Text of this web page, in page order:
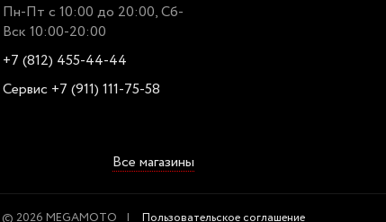
Пн-Пт с 10:00 до 20:00, Сб-
Вск 10:00-20:00
+7 (812) 455-44-44
Сервис +7 (911) 111-75-58
Все магазины
© 2026 MEGAMOTO Пользовательское соглашение